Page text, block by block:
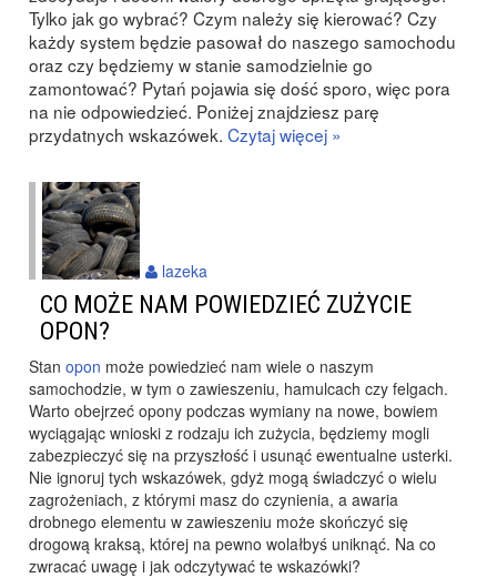
Tylko jak go wybrać? Czym należy się kierować? Czy
każdy system będzie pasował do naszego samochodu
oraz czy będziemy w stanie samodzielnie go
zamontować? Pytań pojawia się dość sporo, więc pora
na nie odpowiedzieć. Poniżej znajdziesz parę
przydatnych wskazówek. Czytaj więcej »
CO MOŻE NAM POWIEDZIEĆ ZUŻYCIE
OPON?
Stan opon może powiedzieć nam wiele o naszym
samochodzie, w tym o zawieszeniu, hamulcach czy felgach.
Warto obejrzeć opony podczas wymiany na nowe, bowiem
wyciągając wnioski z rodzaju ich zużycia, będziemy mogli
zabezpieczyć się na przyszłość i usunąć ewentualne usterki.
Nie ignoruj tych wskazówek, gdyż mogą świadczyć o wielu
zagrożeniach, z którymi masz do czynienia, a awaria
drobnego elementu w zawieszeniu może skończyć się
drogową kraksą, której na pewno wolałbyś uniknąć. Na co
zwracać uwagę i jak odczytywać te wskazówki?
lazeka